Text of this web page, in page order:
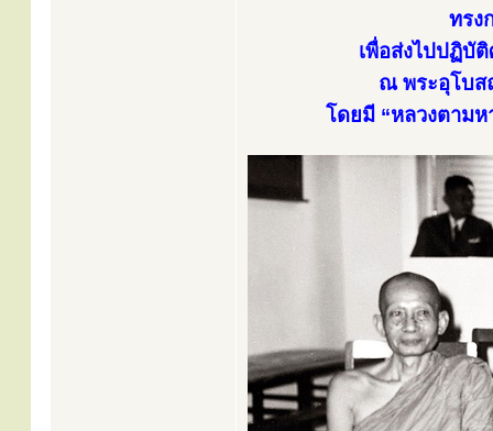
ทรง
เพื่อส่งไปปฏิบั
ณ พระอุโบส
โดยมี “หลวงตาม